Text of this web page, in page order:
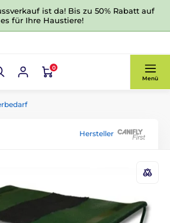
ist da! Bis zu 50% Rabatt auf
für Ihre Haustiere!
0
Menü
Hersteller